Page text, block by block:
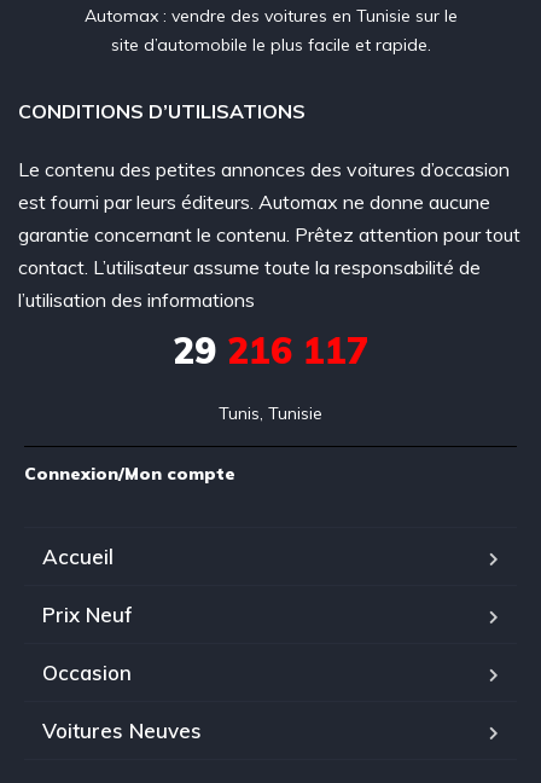
Automax : vendre des voitures en Tunisie sur le
site d’automobile le plus facile et rapide.
CONDITIONS D’UTILISATIONS
Le contenu des petites annonces des voitures d’occasion
est fourni par leurs éditeurs. Automax ne donne aucune
garantie concernant le contenu. Prêtez attention pour tout
contact. L’utilisateur assume toute la responsabilité de
l’utilisation des informations
29 216 117
Tunis, Tunisie
Connexion/Mon compte
Accueil
Prix Neuf
Occasion
Voitures Neuves